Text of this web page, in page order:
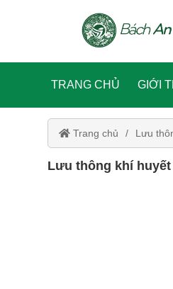
TRANG CHỦ GIỚI
Trang chủ Lưu
Lưu thông khí huyết